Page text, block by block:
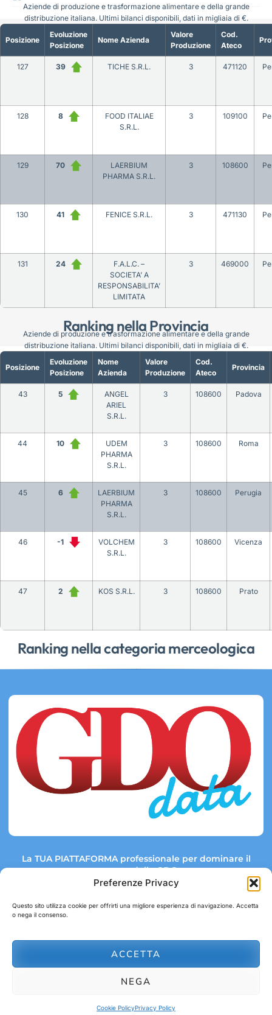
Preferenze Privacy
Questo sito utilizza cookie per offrirti una migliore esperienza di navigazione. Accetta
o nega il consenso.
ACCETTA
NEGA
Cookie PolicyPrivacy Policy
Ranking nella Provincia
Posizione
Evoluzione
Posizione
Nome Azienda
Valore
Produzione
Cod.
Ateco
127 39 TICHE S.R.L. 3 471120
128 8
FOOD ITALIAE
S.R.L.
3 109100
129 70
LAERBIUM
PHARMA S.R.L.
3 108600
130 41 FENICE S.R.L. 3 471130
131 24
F.A.L.C. –
SOCIETA’ A
RESPONSABILITA’
LIMITATA
3 469000
Aziende di produzione e trasformazione alimentare e della grande
distribuzione italiana. Ultimi bilanci disponibili, dati in migliaia di €.
Ranking nella categoria merceologica
Posizione
Evoluzione
Posizione
Nome
Azienda
Valore
Produzione
Cod.
Ateco
Provincia
43 5
ANGEL
ARIEL
S.R.L.
3 108600 Padova
44 10
UDEM
PHARMA
S.R.L.
3 108600 Roma
45 6
LAERBIUM
PHARMA
S.R.L.
3 108600 Perugia
46 -1
VOLCHEM
S.R.L.
3 108600 Vicenza
47 2 KOS S.R.L. 3 108600 Prato
Aziende di produzione e trasformazione alimentare e della grande
distribuzione italiana. Ultimi bilanci disponibili, dati in migliaia di €.
La TUA PIATTAFORMA professionale per dominare il
mercato della GDO.
Link rapidi:
abbonamenti@gdodata.it
© 2026 GDOData.it - PR Italia Edizioni srl - P.Iva: 03044390353